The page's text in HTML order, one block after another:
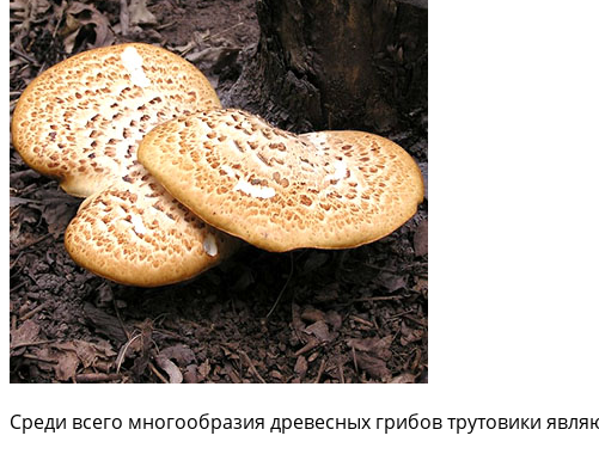
Среди всего многообразия древесных грибов трутовики